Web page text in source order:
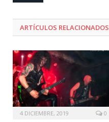
ARTÍCULOS RELACIONADOS
4 DICIEMBRE, 2019 0